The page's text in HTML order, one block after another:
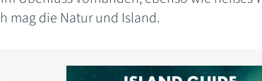
mag die Natur und Island.